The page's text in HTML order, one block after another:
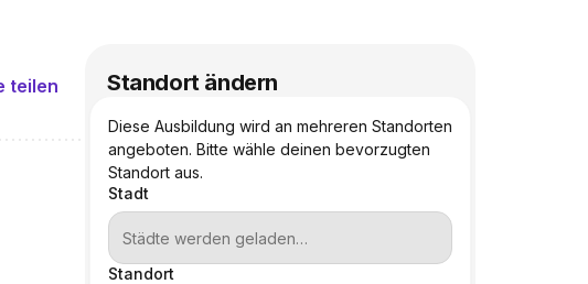
teilen Standort ändern
Diese Ausbildung wird an mehreren Standorten
angeboten. Bitte wähle deinen bevorzugten
Standort aus.
Stadt
Standort